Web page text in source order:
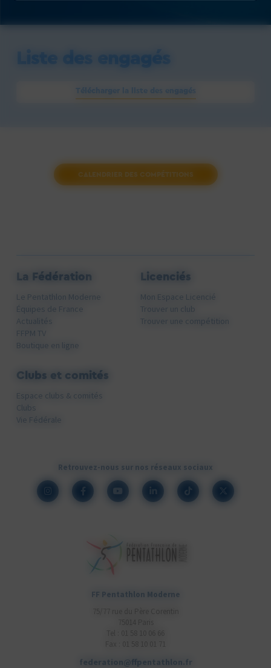
Liste des engagés
CALENDRIER DES COMPÉTITIONS
FF Pentathlon Moderne
federation@ffpentathlon.fr
La Fédération
Le Pentathlon Moderne
Équipes de France
Actualités
FFPM TV
Boutique en ligne
Licenciés
Mon Espace Licencié
Trouver un club
Trouver une compétition
Clubs et comités
Espace clubs & comités
Clubs
Vie Fédérale
Retrouvez-nous sur nos réseaux sociaux